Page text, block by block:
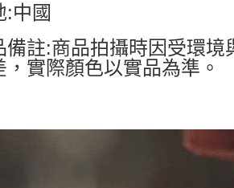
:中國
備註:商品拍攝時因受環
，實際顏色以實品為準。